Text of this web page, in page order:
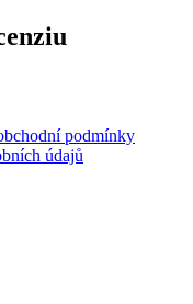
podmínky
údajů